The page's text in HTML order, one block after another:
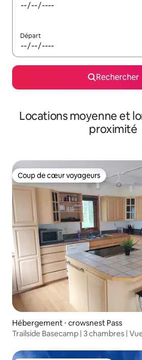
Départ
Rechercher
Locations moyenne et
proximité
Coup de cœur voyageurs
Coup de cœur voyageurs
Hébergement ⋅ crowsnest Pass
Trailside Basecamp | 3 chambres |